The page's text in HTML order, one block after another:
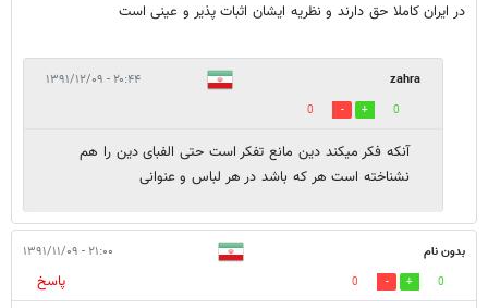
در ایران کاملا حق دارند و نظریه ایشان اثبات پذیر و عینی است
zahra ۲۰:۴۴ - ۱۳۹۱/۱۲/۰۹
0
0
آنکه فکر میکند دین مانع تفکر است حتی الفبای دین را هم
نشناخته است هر که باشد در هر لباس و عنوانی
بدون نام ۲۱:۰۰ - ۱۳۹۱/۱۱/۰۹
0
0
پاسخ